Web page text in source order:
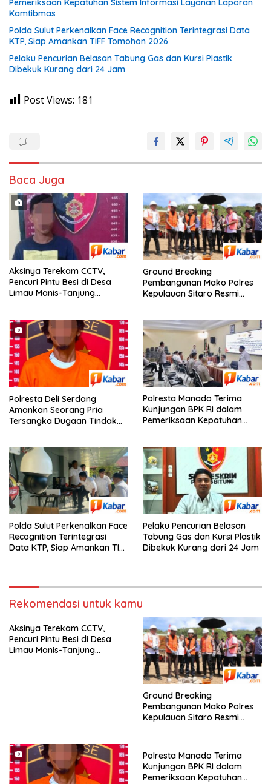
Pemeriksaan Kepatuhan Sistem Informasi Layanan Laporan
Kamtibmas
Polda Sulut Perkenalkan Face Recognition Terintegrasi Data
KTP, Siap Amankan TIFF Tomohon 2026
Pelaku Pencurian Belasan Tabung Gas dan Kursi Plastik
Dibekuk Kurang dari 24 Jam
Post Views: 181
Baca Juga
Aksinya Terekam CCTV,
Pencuri Pintu Besi di Desa
Limau Manis-Tanjung
Ground Breaking
Pembangunan Mako Polres
Kepulauan Sitaro Resmi
Polresta Deli Serdang
Amankan Seorang Pria
Tersangka Dugaan Tindak
Disabilitas Hingga Hamil
Polresta Manado Terima
Kunjungan BPK RI dalam
Pemeriksaan Kepatuhan
Polda Sulut Perkenalkan Face
Recognition Terintegrasi
Data KTP, Siap Amankan TIFF
Pelaku Pencurian Belasan
Tabung Gas dan Kursi Plastik
Dibekuk Kurang dari 24 Jam
Rekomendasi untuk kamu
Aksinya Terekam CCTV,
Pencuri Pintu Besi di Desa
Limau Manis-Tanjung
Ground Breaking
Pembangunan Mako Polres
Kepulauan Sitaro Resmi
Polresta Manado Terima
Kunjungan BPK RI dalam
Pemeriksaan Kepatuhan